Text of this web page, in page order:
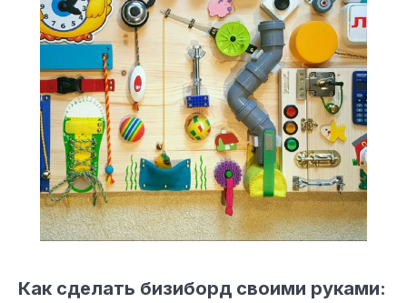
Как сделать бизиборд своими руками: